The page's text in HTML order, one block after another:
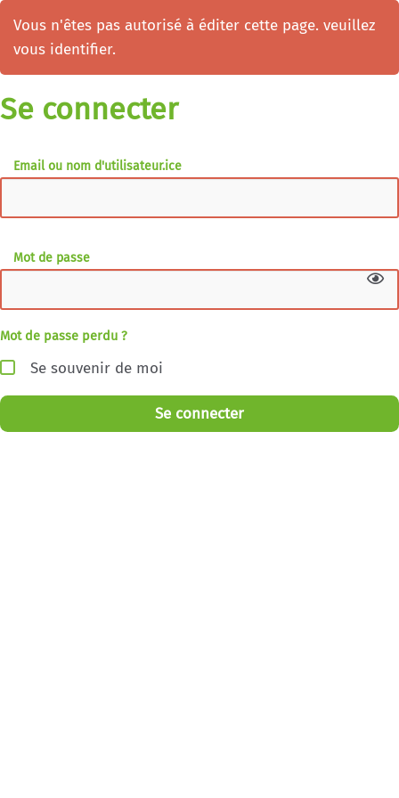
Vous n'êtes pas autorisé à éditer cette page. veuillez
vous identifier.
Se connecter
Email ou nom d'utilisateur.ice
Mot de passe
Mot de passe perdu ?
Se souvenir de moi
Se connecter